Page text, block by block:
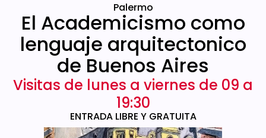
Palermo
El Academicismo como
lenguaje arquitectonico
de Buenos Aires
Visitas de lunes a viernes de 09 a
19:30
ENTRADA LIBRE Y GRATUITA